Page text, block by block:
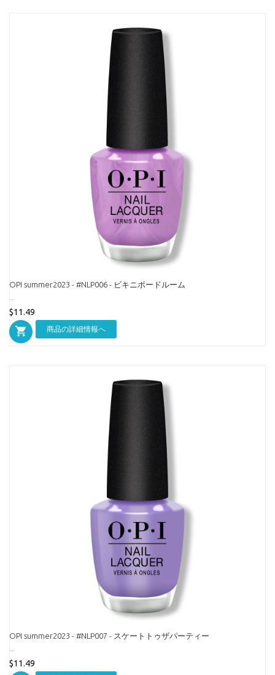
OPI summer2023 - #NLP006 - ビキニボードルーム
$11.49
商品の詳細情報へ
OPI summer2023 - #NLP007 - スケートトゥザパーティー
$11.49